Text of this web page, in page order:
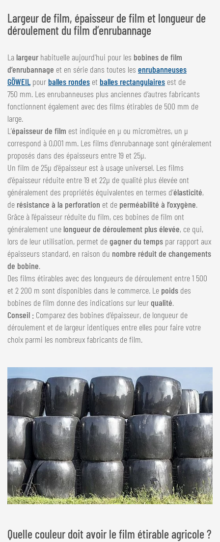
Largeur de film, épaisseur de film et longueur de
déroulement du film d’enrubannage
La largeurhabituelle aujourd'hui pour les bobines de film
d’enrubannage et en série dans toutes les enrubanneuses
GÖWEIL pour balles rondes et balles rectangulaires est de
750 mm. Les enrubanneuses plus anciennes d’autres fabricants
fonctionnent également avec des films étirables de 500 mm de
large.
L’épaisseur de film est indiquée en µ ou micromètres, un µ
correspond à 0,001 mm. Les films d’enrubannage sont généralement
proposés dans des épaisseurs entre 19 et 25µ.
Un film de 25µ d’épaisseur est à usage universel. Les films
d’épaisseur réduite entre 19 et 22µ de qualité plus élevée ont
généralement des propriétés équivalentes en termes d’élasticité,
de résistance à la perforation et de perméabilité à l’oxygène.
Grâce à l’épaisseur réduite du film, ces bobines de film ont
généralement une longueur de déroulement plus élevée, ce qui,
lors de leur utilisation, permet degagner du temps par rapport aux
épaisseurs standard, en raison du nombre réduit de changements
de bobine.
Des films étirables avec des longueurs de déroulement entre 1 500
et 2 200 m sont disponibles dans le commerce. Le poids des
bobines de film donne des indications sur leurqualité.
Conseil : Comparez des bobines d’épaisseur, de longueur de
déroulement et de largeur identiques entre elles pour faire votre
choix parmi les nombreux fabricants de film.
Quelle couleur doit avoir le film étirable agricole ?